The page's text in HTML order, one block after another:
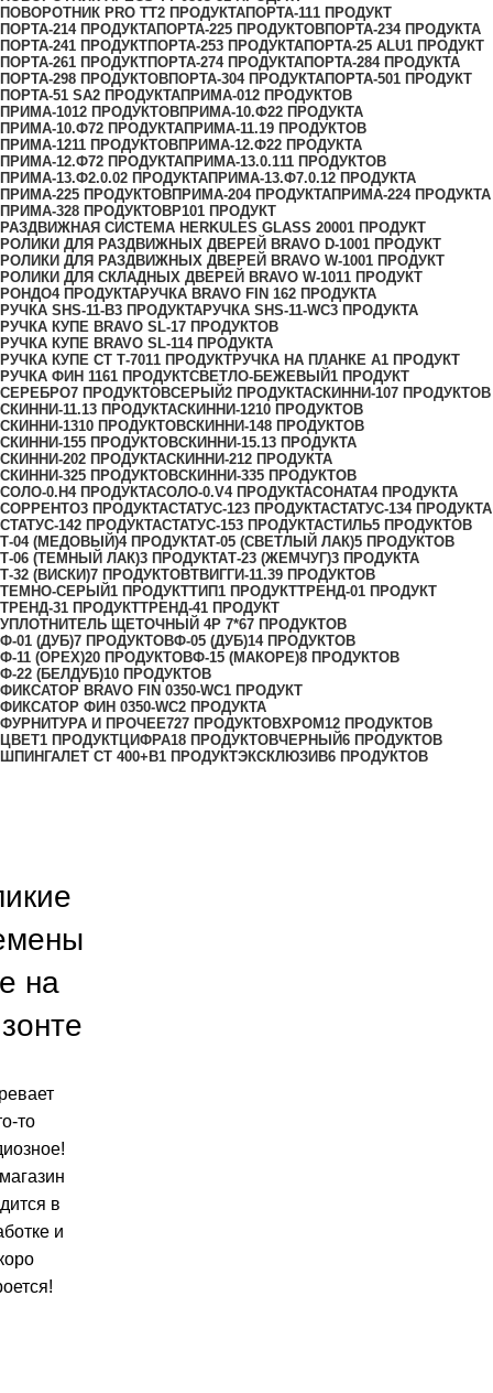
ПОВОРОТНИК PRO TT2 ПРОДУКТАПОРТА-111 ПРОДУКТ
ПОРТА-214 ПРОДУКТАПОРТА-225 ПРОДУКТОВПОРТА-234 ПРОДУКТА
ПОРТА-241 ПРОДУКТПОРТА-253 ПРОДУКТАПОРТА-25 ALU1 ПРОДУКТ
ПОРТА-261 ПРОДУКТПОРТА-274 ПРОДУКТАПОРТА-284 ПРОДУКТА
ПОРТА-298 ПРОДУКТОВПОРТА-304 ПРОДУКТАПОРТА-501 ПРОДУКТ
ПОРТА-51 SA2 ПРОДУКТАПРИМА-012 ПРОДУКТОВ
ПРИМА-1012 ПРОДУКТОВПРИМА-10.Ф22 ПРОДУКТА
ПРИМА-10.Ф72 ПРОДУКТАПРИМА-11.19 ПРОДУКТОВ
ПРИМА-1211 ПРОДУКТОВПРИМА-12.Ф22 ПРОДУКТА
ПРИМА-12.Ф72 ПРОДУКТАПРИМА-13.0.111 ПРОДУКТОВ
ПРИМА-13.Ф2.0.02 ПРОДУКТАПРИМА-13.Ф7.0.12 ПРОДУКТА
ПРИМА-225 ПРОДУКТОВПРИМА-204 ПРОДУКТАПРИМА-224 ПРОДУКТА
ПРИМА-328 ПРОДУКТОВР101 ПРОДУКТ
РАЗДВИЖНАЯ СИСТЕМА HERKULES GLASS 20001 ПРОДУКТ
РОЛИКИ ДЛЯ РАЗДВИЖНЫХ ДВЕРЕЙ BRAVO D-1001 ПРОДУКТ
РОЛИКИ ДЛЯ РАЗДВИЖНЫХ ДВЕРЕЙ BRAVO W-1001 ПРОДУКТ
РОЛИКИ ДЛЯ СКЛАДНЫХ ДВЕРЕЙ BRAVO W-1011 ПРОДУКТ
РОНДО4 ПРОДУКТАРУЧКА BRAVO FIN 162 ПРОДУКТА
РУЧКА SHS-11-B3 ПРОДУКТАРУЧКА SHS-11-WC3 ПРОДУКТА
РУЧКА КУПЕ BRAVO SL-17 ПРОДУКТОВ
РУЧКА КУПЕ BRAVO SL-114 ПРОДУКТА
РУЧКА КУПЕ СТ Т-7011 ПРОДУКТРУЧКА НА ПЛАНКЕ А1 ПРОДУКТ
РУЧКА ФИН 1161 ПРОДУКТСВЕТЛО-БЕЖЕВЫЙ1 ПРОДУКТ
СЕРЕБРО7 ПРОДУКТОВСЕРЫЙ2 ПРОДУКТАСКИННИ-107 ПРОДУКТОВ
СКИННИ-11.13 ПРОДУКТАСКИННИ-1210 ПРОДУКТОВ
СКИННИ-1310 ПРОДУКТОВСКИННИ-148 ПРОДУКТОВ
СКИННИ-155 ПРОДУКТОВСКИННИ-15.13 ПРОДУКТА
СКИННИ-202 ПРОДУКТАСКИННИ-212 ПРОДУКТА
СКИННИ-325 ПРОДУКТОВСКИННИ-335 ПРОДУКТОВ
СОЛО-0.H4 ПРОДУКТАСОЛО-0.V4 ПРОДУКТАСОНАТА4 ПРОДУКТА
СОРРЕНТО3 ПРОДУКТАСТАТУС-123 ПРОДУКТАСТАТУС-134 ПРОДУКТА
СТАТУС-142 ПРОДУКТАСТАТУС-153 ПРОДУКТАСТИЛЬ5 ПРОДУКТОВ
Т-04 (МЕДОВЫЙ)4 ПРОДУКТАТ-05 (СВЕТЛЫЙ ЛАК)5 ПРОДУКТОВ
Т-06 (ТЕМНЫЙ ЛАК)3 ПРОДУКТАТ-23 (ЖЕМЧУГ)3 ПРОДУКТА
Т-32 (ВИСКИ)7 ПРОДУКТОВТВИГГИ-11.39 ПРОДУКТОВ
ТЕМНО-СЕРЫЙ1 ПРОДУКТТИП1 ПРОДУКТТРЕНД-01 ПРОДУКТ
ТРЕНД-31 ПРОДУКТТРЕНД-41 ПРОДУКТ
УПЛОТНИТЕЛЬ ЩЕТОЧНЫЙ 4Р 7*67 ПРОДУКТОВ
Ф-01 (ДУБ)7 ПРОДУКТОВФ-05 (ДУБ)14 ПРОДУКТОВ
Ф-11 (ОРЕХ)20 ПРОДУКТОВФ-15 (МАКОРЕ)8 ПРОДУКТОВ
Ф-22 (БЕЛДУБ)10 ПРОДУКТОВ
ФИКСАТОР BRAVO FIN 0350-WC1 ПРОДУКТ
ФИКСАТОР ФИН 0350-WC2 ПРОДУКТА
ФУРНИТУРА И ПРОЧЕЕ727 ПРОДУКТОВХРОМ12 ПРОДУКТОВ
ЦВЕТ1 ПРОДУКТЦИФРА18 ПРОДУКТОВЧЕРНЫЙ6 ПРОДУКТОВ
ШПИНГАЛЕТ СТ 400+B1 ПРОДУКТЭКСКЛЮЗИВ6 ПРОДУКТОВ
на
то
в
и